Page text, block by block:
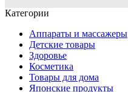
Категории
Аппараты и массажеры
Детские товары
Здоровье
Косметика
Товары для дома
Японские продукты